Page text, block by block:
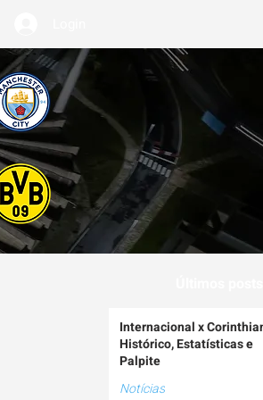
Internacional x
Histórico, Estatísticas e
Palpite
Notícias